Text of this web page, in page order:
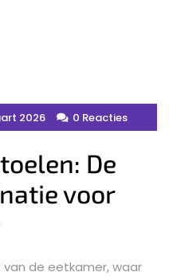
2026 0 Reacties
De
voor
de eetkamer, waar